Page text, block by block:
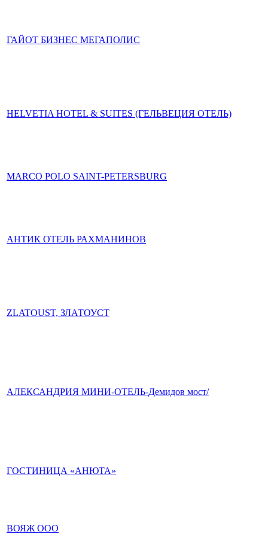
ГАЙОТ БИЗНЕС МЕГАПОЛИС
HELVETIA HOTEL & SUITES (ГЕЛЬВЕЦИЯ ОТЕЛЬ)
MARCO POLO SAINT-PETERSBURG
АНТИК ОТЕЛЬ РАХМАНИНОВ
ZLATOUST, ЗЛАТОУСТ
АЛЕКСАНДРИЯ МИНИ-ОТЕЛЬ-Демидов мост/
ГОСТИНИЦА «АНЮТА»
ВОЯЖ ООО